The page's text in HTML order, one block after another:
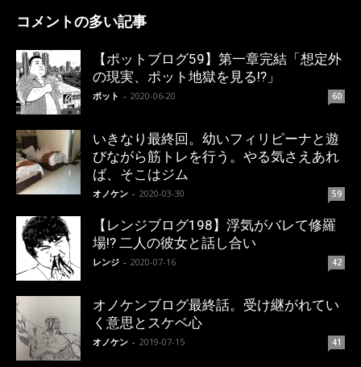
コメントの多い記事
【ポットブログ59】第一章完結「想定外
の現実、ポット地獄を見る!?」
ポット - 2020-06-20 60
いきなり最終回。幼いフィリピーナと遊
びながら筋トレを行う。やる気さえあれ
ば、そこはジム
オノケン - 2020-03-30 59
【レンジブログ198】浮気がバレて修羅
場!? 二人の彼女と話し合い
レンジ - 2020-07-16 42
オノケンブログ最終話。受け継がれてい
く意思とスケベ心
オノケン - 2019-07-15 41